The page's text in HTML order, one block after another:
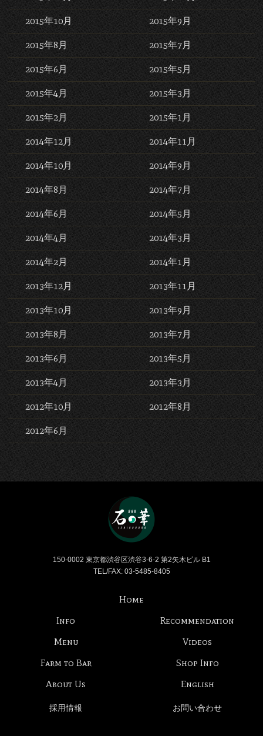
2015年10月 2015年9月
2015年8月 2015年7月
2015年6月 2015年5月
2015年4月 2015年3月
2015年2月 2015年1月
2014年12月 2014年11月
2014年10月 2014年9月
2014年8月 2014年7月
2014年6月 2014年5月
2014年4月 2014年3月
2014年2月 2014年1月
2013年12月 2013年11月
2013年10月 2013年9月
2013年8月 2013年7月
2013年6月 2013年5月
2013年4月 2013年3月
2012年10月 2012年8月
2012年6月
150-0002 東京都渋谷区渋谷3-6-2 第2矢木ビル B1
TEL/FAX: 03-5485-8405
Home
Info
Recommendation
Menu
Videos
Farm to Bar
Shop Info
About Us
English
採用情報 お問い合わせ